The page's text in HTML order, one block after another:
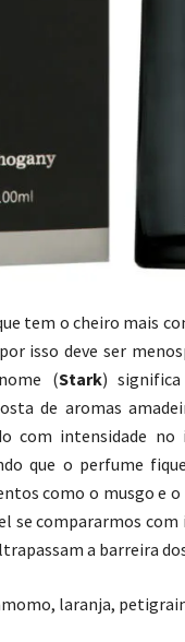
tem o cheiro mais
isso deve ser
(Stark)
de aromas
com intensidade
que o perfume
como o musgo e
se compararmos
a barreira
laranja,